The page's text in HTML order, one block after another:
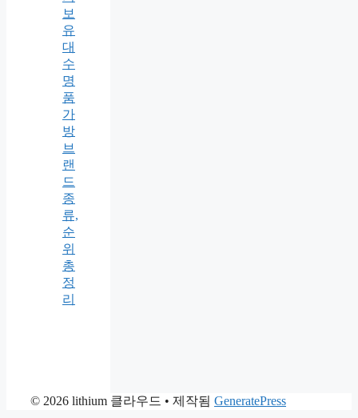
보
유
대
수
명
품
가
방
브
랜
드
종
류,
순
위
총
정
리
© 2026 lithium 클라우드 • 제작됨 GeneratePress